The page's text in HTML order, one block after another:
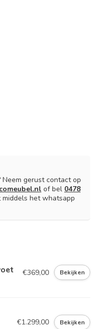
gerust contact op
of bel 0478
het whatsapp
€369,00 Bekijken
€1.299,00 Bekijken